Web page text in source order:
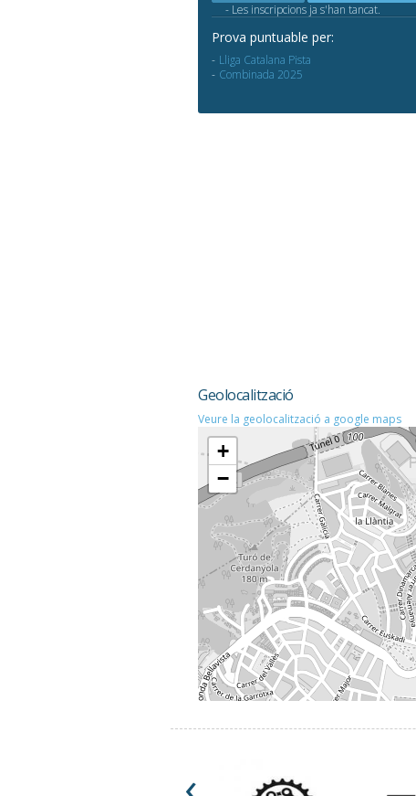
- Les inscripcions ja s'han tancat.
Prova puntuable per:
Lliga Catalana Pista
Combinada 2025
Geolocalització
Veure la geolocalització a google maps
+
−